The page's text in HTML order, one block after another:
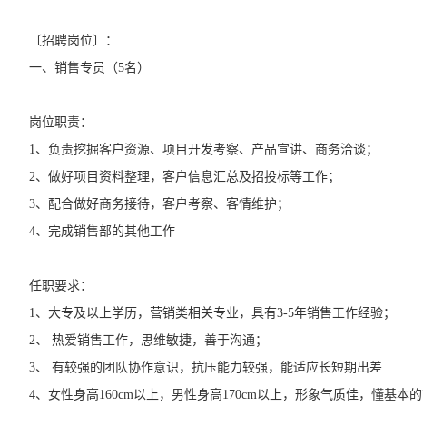
〔招聘岗位〕：
一、销售专员（5名）
岗位职责：
1、负责挖掘客户资源、项目开发考察、产品宣讲、商务洽谈；
2、做好项目资料整理，客户信息汇总及招投标等工作；
3、配合做好商务接待，客户考察、客情维护；
4、完成销售部的其他工作
任职要求：
1、大专及以上学历，营销类相关专业，具有3-5年销售工作经验；
2、 热爱销售工作，思维敏捷，善于沟通；
3、 有较强的团队协作意识，抗压能力较强，能适应长短期出差
4、女性身高160cm以上，男性身高170cm以上，形象气质佳，懂基本